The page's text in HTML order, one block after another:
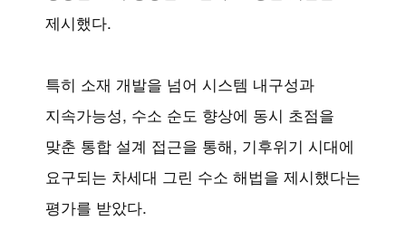
제시했다.
특히 소재 개발을 넘어 시스템 내구성과
지속가능성, 수소 순도 향상에 동시 초점을
맞춘 통합 설계 접근을 통해, 기후위기 시대에
요구되는 차세대 그린 수소 해법을 제시했다는
평가를 받았다.